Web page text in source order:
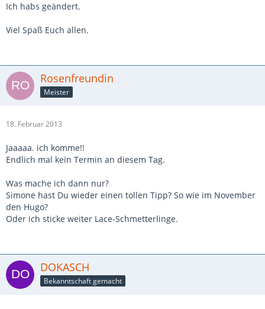
Ich habs geändert.
Viel Spaß Euch allen.
Rosenfreundin
Meister
18. Februar 2013
Jaaaaa. ich komme!!
Endlich mal kein Termin an diesem Tag.
Was mache ich dann nur?
Simone hast Du wieder einen tollen Tipp? So wie im November
den Hugo?
Oder ich sticke weiter Lace-Schmetterlinge.
DOKASCH
Bekanntschaft gemacht